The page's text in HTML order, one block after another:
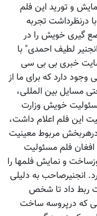
و تورید این فلم
درنظرداشت تجربه
گیری خویش را در
لطیف احمدی" با
سایت خبری بی بی سی
دارد که برای ما از
مسایل بین المللی،
خویش وزارت
این فلم اعلام داشت،
درهربخش مربوط معینیت
فلم مسئولیت
و نمایش فلمها را
انجنیرصاحب به دلیلی
ربط داد تا شخص
که درپروسه ساخت